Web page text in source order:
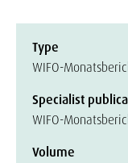
Type
WIFO-
Specialist
WIFO-
Volume